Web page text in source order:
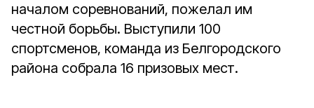
началом соревнований, пожелал им
честной борьбы. Выступили 100
спортсменов, команда из Белгородского
района собрала 16 призовых мест.